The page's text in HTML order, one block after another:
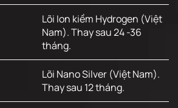
Lõi Ion kiềm Hydrogen (Việt
Nam). Thay sau 24 -36
tháng.
Lõi Nano Silver (Việt Nam).
Thay sau 12 tháng.